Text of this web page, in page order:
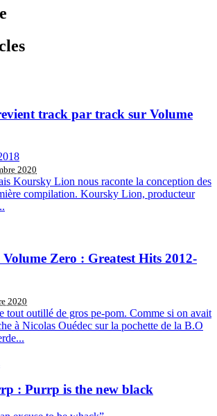
track par track sur Volume
2020
Koursky Lion nous raconte la conception des
compilation. Koursky Lion, producteur
Zero : Greatest Hits 2012​-​
2020
tout outillé de gros pe-pom. Comme si on avait
à Nicolas Ouédec sur la pochette de la B.O
: Purrp is the new black